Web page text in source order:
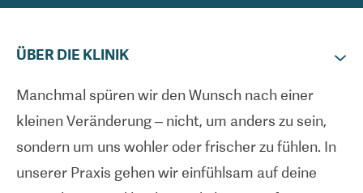
ÜBER DIE KLINIK
Manchmal spüren wir den Wunsch nach einer
kleinen Veränderung – nicht, um anders zu sein,
sondern um uns wohler oder frischer zu fühlen. In
unserer Praxis gehen wir einfühlsam auf deine